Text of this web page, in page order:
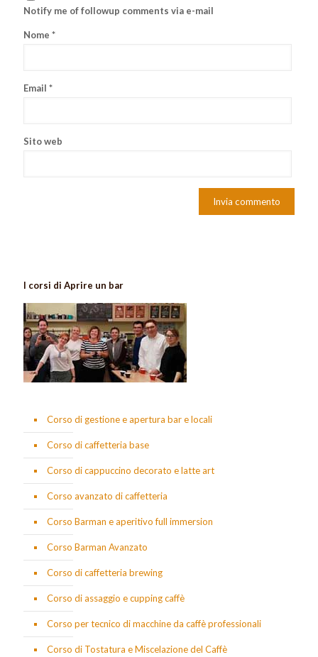
Notify me of followup comments via e-mail
Nome *
Email *
Sito web
I corsi di Aprire un bar
Corso di gestione e apertura bar e locali
Corso di caffetteria base
Corso di cappuccino decorato e latte art
Corso avanzato di caffetteria
Corso Barman e aperitivo full immersion
Corso Barman Avanzato
Corso di caffetteria brewing
Corso di assaggio e cupping caffè
Corso per tecnico di macchine da caffè professionali
Corso di Tostatura e Miscelazione del Caffè